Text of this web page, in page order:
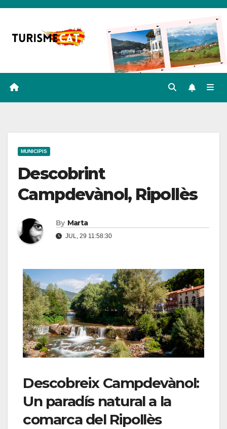
Skip
content
MUNICIPIS
Descobrint
Campdevànol, Ripollès
By Marta
JUL, 29 11:58:30
Descobreix Campdevànol:
Un paradís natural a la
comarca del Ripollès